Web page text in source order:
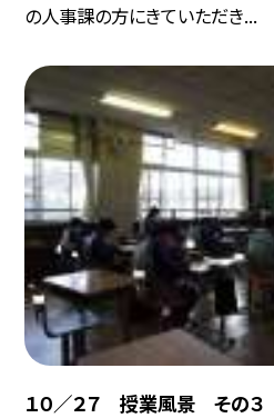
の人事課の方にきていただき...
１０／２７ 授業風景 その３